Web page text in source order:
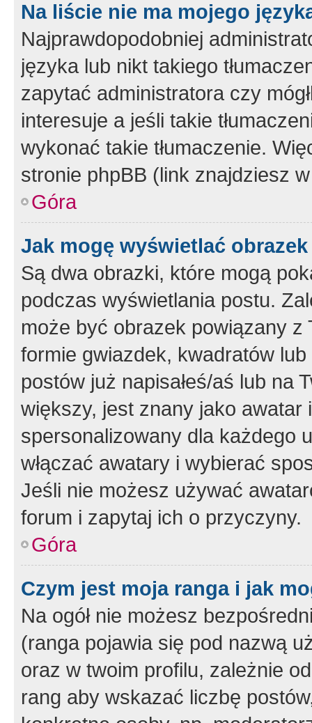
Na liście nie ma mojego
Najprawdopodobniej
języka lub nikt takiego
zapytać administratora czy
interesuje a jeśli takie
wykonać takie tłumaczenie.
stronie phpBB (link znajdziesz
Góra
Jak mogę wyświetlać
Są dwa obrazki, które mogą
podczas wyświetlania postu.
może być obrazek powiązany z
formie gwiazdek, kwadratów
postów już napisałeś/aś lub na
większy, jest znany jako
spersonalizowany dla każdego
włączać awatary i wybierać
Jeśli nie możesz używać
forum i zapytaj ich o przyczyny.
Góra
Czym jest moja ranga i jak
Na ogół nie możesz
(ranga pojawia się pod nazwą
oraz w twoim profilu, zależnie
rang aby wskazać liczbę